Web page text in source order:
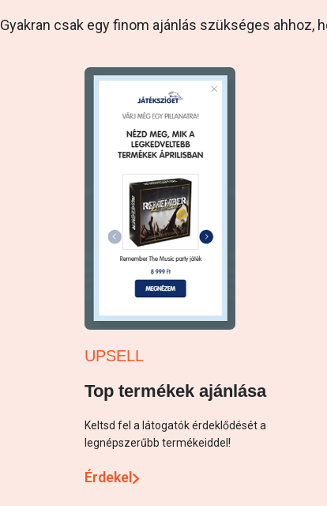
Gyakran csak egy finom ajánlás szükséges ahhoz,
UPSELL
Top termékek ajánlása
Keltsd fel a látogatók érdeklődését a
legnépszerűbb termékeiddel!
Érdekel